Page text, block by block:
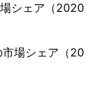
シェア（2020
場シェア（20